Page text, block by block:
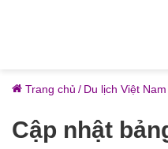
Trang chủ / Du lịch Việt Nam
Cập nhật